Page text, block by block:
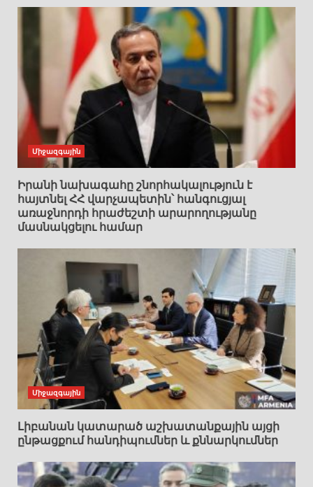
Միջազգային
Իրանի նախագահը շնորհակալություն է
հայտնել ՀՀ վարչապետին՝ հանգուցյալ
առաջնորդի հրաժեշտի արարողությանը
մասնակցելու համար
Միջազգային
Լիբանան կատարած աշխատանքային այցի
ընթացքում հանդիպումներ և քննարկումներ